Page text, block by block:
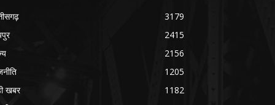
3179
2415
2156
1205
खबर
1182